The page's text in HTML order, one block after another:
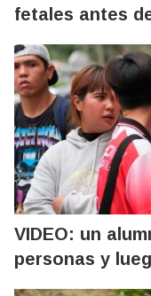
fetales antes
VIDEO: un
personas y